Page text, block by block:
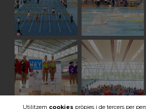
Utilitzem cookies pròpies i de tercers per